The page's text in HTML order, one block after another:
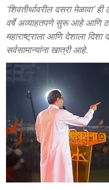
‘शिवतीर्थावरील दसरा मेळावा’
वर्षे अव्याहतपणे सुरू आहे आणि
महाराष्ट्राला आणि देशाला दिशा
सर्वसामान्यांना खात्री आहे.